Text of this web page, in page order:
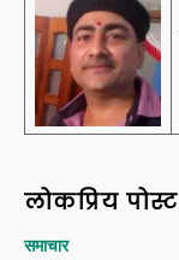
लोकप्रिय पोस्ट
समाचार